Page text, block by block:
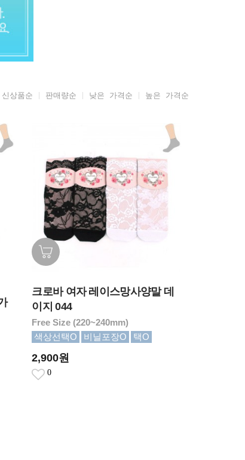
신상품순 판매량순 낮은 가격순 높은 가격순
크로바 여자 레이스망사양말 데
이지 044
Free Size (220~240mm)
색상선택O
비닐포장O 택O
2,900원
0